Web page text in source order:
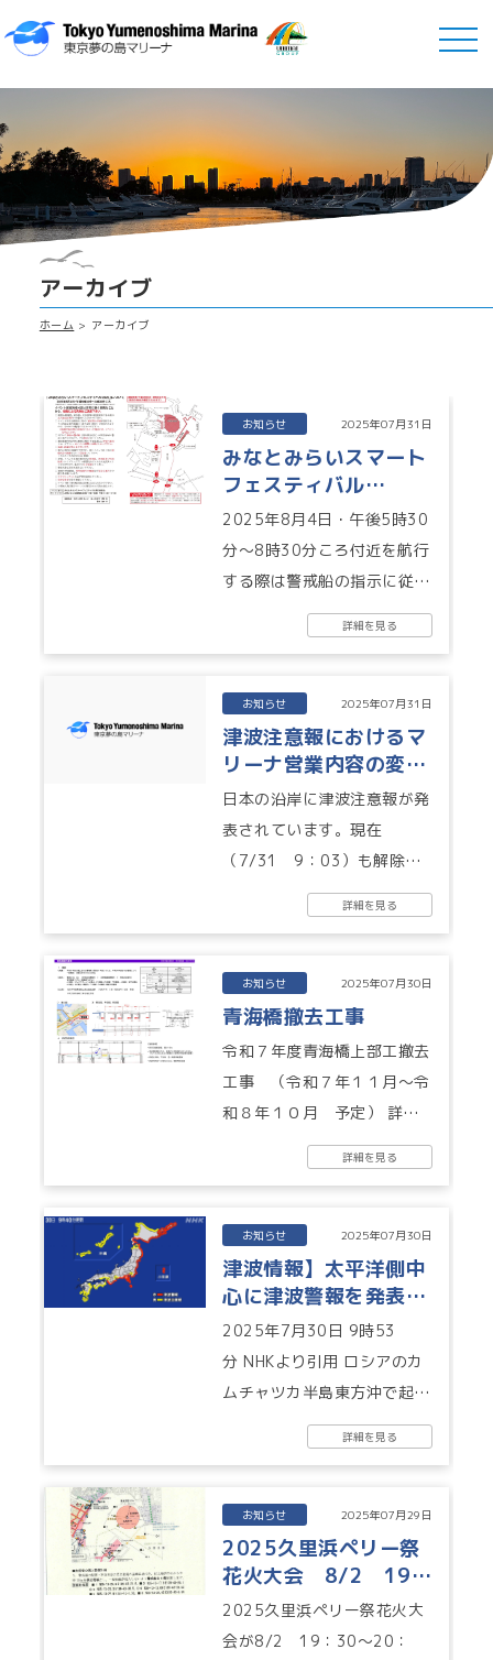
アーカイブ
ホーム アーカイブ
お知らせ 2025年07月31日
みなとみらいスマート
フェスティバル
2025 ※船舶による
見物はご遠慮下さい
2025年8月4日・午後5時30
分～8時30分ころ付近を航行
する際は警戒船の指示に従
い、危険エリアから離れて航
行してください。 ○ 瑞穂ふ
詳細を見る
お知らせ 2025年07月31日
津波注意報におけるマ
リーナ営業内容の変更
➡7/31 10：45注意
報は解除されました
日本の沿岸に津波注意報が発
表されています。現在
（7/31 9：03）も解除さ
れていないため、営業内容を
変更しております。 マリー
詳細を見る
お知らせ 2025年07月30日
青海橋撤去工事
令和７年度青海橋上部工撤去
工事 （令和７年１１月～令
和８年１０月 予定） 詳し
くはPDFをご覧ください...
詳細を見る
お知らせ 2025年07月30日
津波情報】太平洋側中
心に津波警報を発表
水門情報
2025年7月30日 9時53
分 NHKより引用 ロシアのカ
ムチャツカ半島東方沖で起き
た規模の大きな地震で、気象
庁は、先ほど午前9時40分
詳細を見る
お知らせ 2025年07月29日
2025久里浜ペリー祭
花火大会 8/2 19：
30～20：00
2025久里浜ペリー祭花火大
会が8/2 19：30～20：